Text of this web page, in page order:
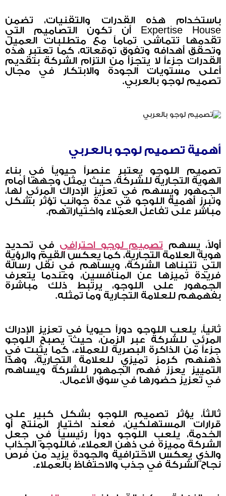
باستخدام هذه القدرات والتقنيات، تضمن
Expertise House أن تكون التصاميم التي
تقدمها تتماشى تماماً مع متطلبات العميل
وتحقق أهدافه وتفوق توقعاته، كما تعتبر هذه
القدرات جزءاً لا يتجزأ من التزام الشركة بتقديم
أعلى مستويات الجودة والابتكار في مجال
تصميم لوجو بالعربي.
أهمية تصميم لوجو بالعربي
تصميم اللوجو يعتبر عنصراً حيوياً في بناء
الهوية التجارية للشركة، حيث يمثل وجهها أمام
الجمهور ويسهم في تعزيز الإدراك المرئي لها،
وتبرز أهمية اللوجو في عدة جوانب تؤثر بشكل
مباشر على تفاعل العملاء واختياراتهم.
أولاً، يسهم تصميم لوجو احترافي في تحديد
هوية العلامة التجارية، كما يعكس القيم والرؤية
التي تتبناها الشركة، ويساهم في نقل رسالة
فريدة تميزها عن المنافسين، وعندما يتعرف
الجمهور على اللوجو، يرتبط ذلك مباشرة
بفهمهم للعلامة التجارية وما تمثله.
ثانياً، يلعب اللوجو دوراً حيوياً في تعزيز الإدراك
المرئي للشركة عبر الزمن، حيث يصبح اللوجو
جزءاً من الذاكرة البصرية للعملاء، كما يثبت في
ذهنهم كرمز تميزي للعلامة التجارية، وهذا
التمييز يعزز فهم الجمهور للشركة ويساهم
في تعزيز حضورها في سوق الأعمال.
ثالثاً، يؤثر تصميم اللوجو بشكل كبير على
قرارات المستهلكين، فعند اختيار المنتج أو
الخدمة، يلعب اللوجو دوراً رئيسياً في جعل
الشركة مميزة في ذهن العملاء، فاللوجو الجذاب
والذي يعكس الاحترافية والجودة يزيد من فرص
نجاح الشركة في جذب والاحتفاظ بالعملاء.